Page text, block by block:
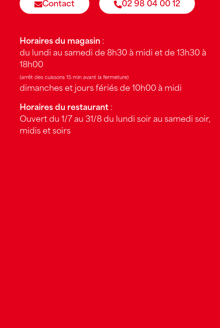
Contact 02 98 04 00 12
Horaires du magasin :
du lundi au samedi de 8h30 à midi et de 13h30 à
18h00
(arrêt des cuissons 15 min avant la fermeture)
dimanches et jours fériés de 10h00 à midi
Horaires du restaurant :
Ouvert du 1/7 au 31/8 du lundi soir au samedi soir,
midis et soirs